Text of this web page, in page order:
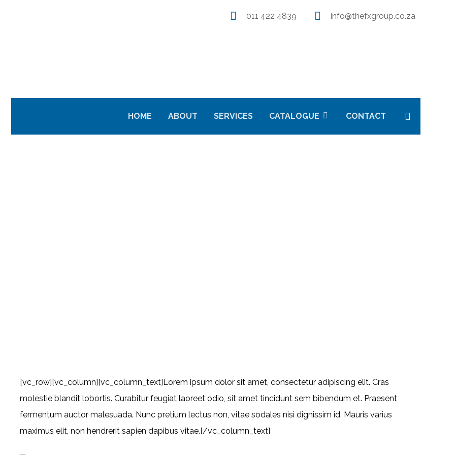
info@thefxgroup.co.za
011 422 4839
HOME ABOUT SERVICES CATALOGUE CONTACT
[vc_row][vc_column][vc_column_text]Lorem ipsum dolor sit amet, consectetur adipiscing elit. Cras
molestie blandit lobortis. Curabitur feugiat laoreet odio, sit amet tincidunt sem bibendum et. Praesent
fermentum auctor malesuada. Nunc pretium lectus non, vitae sodales nisi dignissim id. Mauris varius
maximus elit, non hendrerit sapien dapibus vitae.[/vc_column_text]